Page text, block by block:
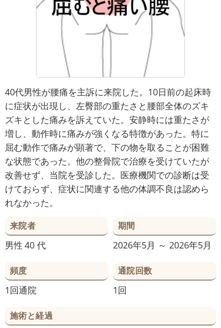
40代男性が腰痛を主訴に来院した。10日前の起床時
に症状が出現し、左臀部の重たさと腰部全体のズキ
ズキとした痛みを訴えていた。安静時には重たさが
増し、動作時に痛みが強くなる特徴があった。特に
屈む動作で痛みが顕著で、下の物を取ることが困難
な状態であった。他の整骨院で治療を受けていたが
改善せず、当院を受診した。医療機関での診断は受
けておらず、症状に関連する他の体調不良は認めら
れなかった。
来院者
男性 40 代
期間
2026年5月 ～ 2026年5月
頻度
1回通院
通院回数
1回
施術と経過